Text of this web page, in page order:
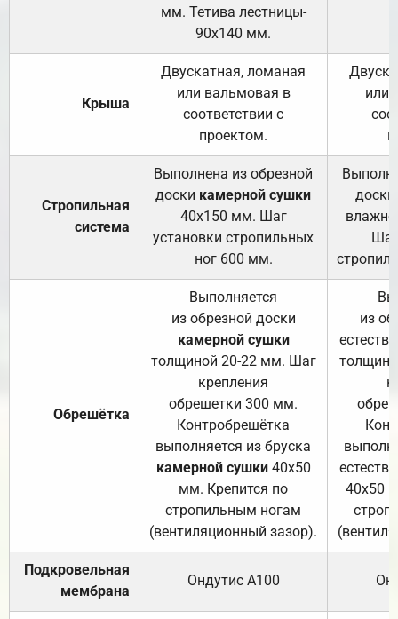
мм. Тетива лестницы-
90х140 мм.
Крыша
Двускатная, ломаная
или вальмовая в
соответствии с
проектом.
или
Стропильная
система
Выполнена из обрезной
доски камерной сушки
40х150 мм. Шаг
установки стропильных
ног 600 мм.
доски
Обрешётка
Выполняется
из обрезной доски
камерной сушки
толщиной 20-22 мм. Шаг
крепления
обрешетки 300 мм.
Контробрешётка
выполняется из бруска
камерной сушки40х50
мм. Крепится по
стропильным ногам
(вентиляционный зазор).
из
40х50
Подкровельная
мембрана
Ондутис А100